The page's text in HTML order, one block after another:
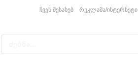
ჩვენ შესახებ რეკლამა/ინტერნეტი